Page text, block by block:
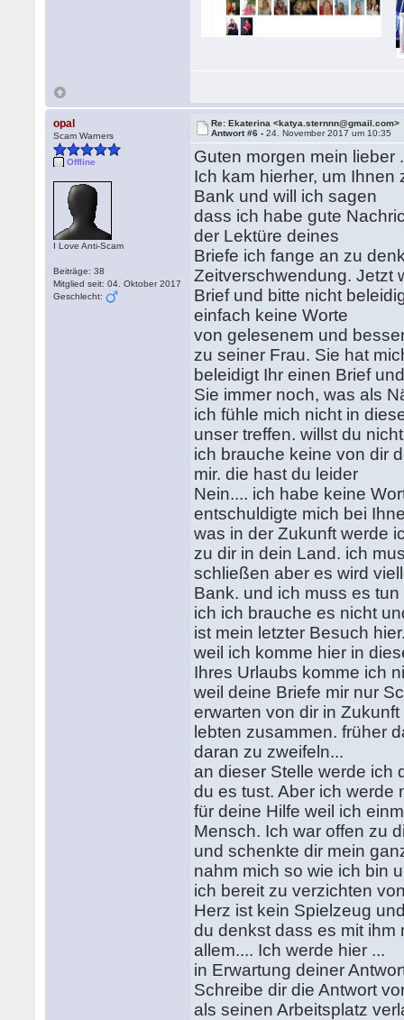
opal
Scam Warners
Offline
I Love Anti-Scam
Beiträge: 38
Mitglied seit: 04. Oktober 2017
Geschlecht:
Re: Ekaterina <katya.sternnn@gmail.com>
Antwort #6 -24. November 2017 um 10:35
Guten morgen mein lieber
Ich kam hierher, um
Bank und will ich sagen
dass ich habe gute
der Lektüre deines
Briefe ich fange an zu
Zeitverschwendung. Jetzt
Brief und bitte nicht
einfach keine Worte
von gelesenem und
zu seiner Frau. Sie hat
beleidigt Ihr einen Brief
Sie immer noch, was als
ich fühle mich nicht in
unser treffen. willst du
ich brauche keine von dir
mir. die hast du leider
Nein.... ich habe keine
entschuldigte mich bei
was in der Zukunft werde
zu dir in dein Land. ich
schließen aber es wird
Bank. und ich muss es tun
ich ich brauche es nicht
ist mein letzter Besuch
weil ich komme hier in
Ihres Urlaubs komme ich
weil deine Briefe mir nur
erwarten von dir in
lebten zusammen. früher
daran zu zweifeln...
an dieser Stelle werde ich
du es tust. Aber ich werde
für deine Hilfe weil ich
Mensch. Ich war offen zu
und schenkte dir mein
nahm mich so wie ich bin
ich bereit zu verzichten
Herz ist kein Spielzeug
du denkst dass es mit ihm
allem.... Ich werde hier ...
in Erwartung deiner
Schreibe dir die Antwort
als seinen Arbeitsplatz